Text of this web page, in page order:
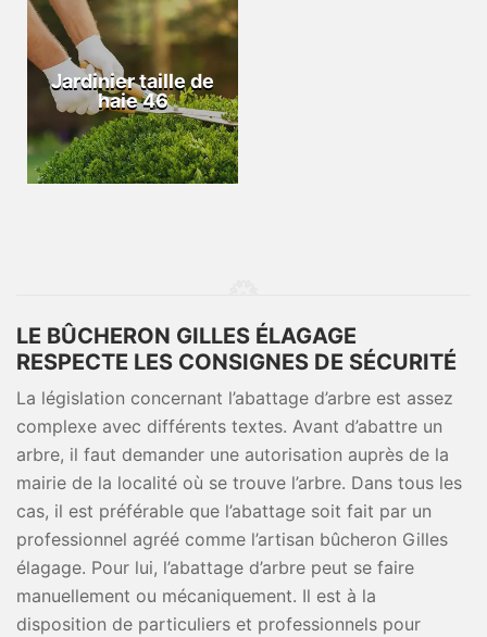
Jardinier taille de
haie 46
LE BÛCHERON GILLES ÉLAGAGE
RESPECTE LES CONSIGNES DE SÉCURITÉ
La législation concernant l’abattage d’arbre est assez
complexe avec différents textes. Avant d’abattre un
arbre, il faut demander une autorisation auprès de la
mairie de la localité où se trouve l’arbre. Dans tous les
cas, il est préférable que l’abattage soit fait par un
professionnel agréé comme l’artisan bûcheron Gilles
élagage. Pour lui, l’abattage d’arbre peut se faire
manuellement ou mécaniquement. Il est à la
disposition de particuliers et professionnels pour